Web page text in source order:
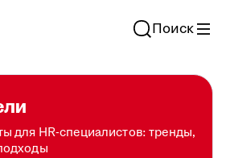
Поиск
для HR-специалистов: тренды,